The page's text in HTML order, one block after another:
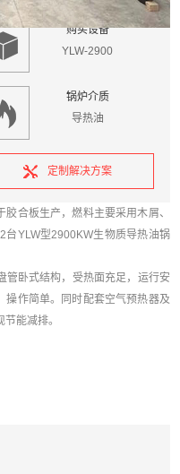
购买设备
YLW-2900
锅炉介质
导热油
定制解决方案
合板生产，燃料主要采用木屑、
台YLW型2900KW生物质导热油锅
卧式结构，受热面充足，运行安
操作简单。同时配套空气预热器及
能减排。